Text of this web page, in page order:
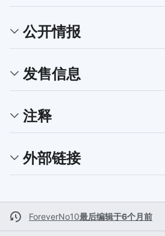
公开情报
发售信息
注释
外部链接
ForeverNo10最后编辑于6个月前